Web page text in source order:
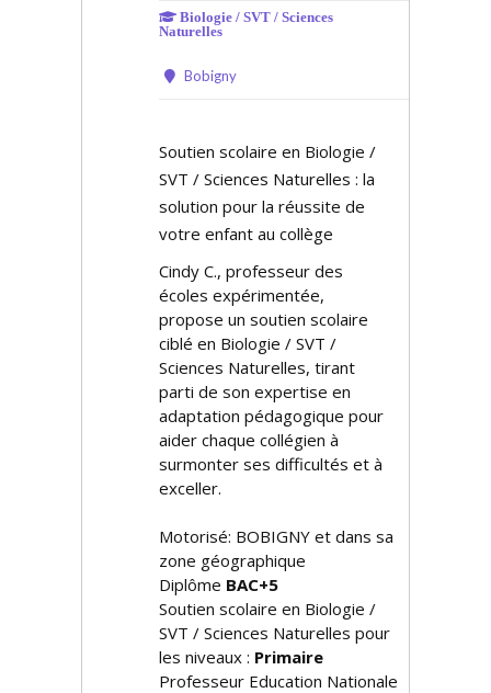
Biologie / SVT / Sciences
Naturelles
Bobigny
Soutien scolaire en Biologie /
SVT / Sciences Naturelles : la
solution pour la réussite de
votre enfant au collège
Cindy C., professeur des
écoles expérimentée,
propose un soutien scolaire
ciblé en Biologie / SVT /
Sciences Naturelles, tirant
parti de son expertise en
adaptation pédagogique pour
aider chaque collégien à
surmonter ses difficultés et à
exceller.
Motorisé: BOBIGNY et dans sa
zone géographique
Diplôme BAC+5
Soutien scolaire en Biologie /
SVT / Sciences Naturelles pour
les niveaux : Primaire
Professeur Education Nationale